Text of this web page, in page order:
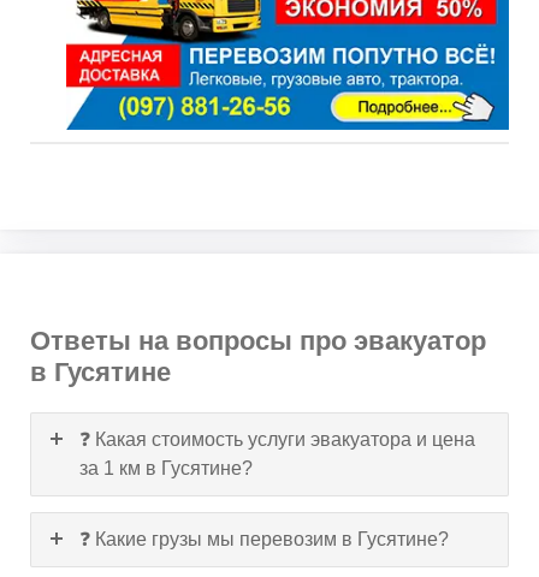
Ответы на вопросы про эвакуатор
в Гусятине
❓ Какая стоимость услуги эвакуатора и цена
за 1 км в Гусятине?
❓ Какие грузы мы перевозим в Гусятине?